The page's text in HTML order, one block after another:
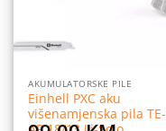
AKUMULATORSKE PILE
Einhell PXC aku
višenamjenska pila TE-